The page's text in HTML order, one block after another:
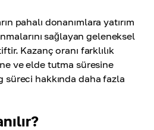
pahalı donanımlara yatırım
sağlayan geleneksel
Kazanç oranı farklılık
ve elde tutma süresine
süreci hakkında daha fazla